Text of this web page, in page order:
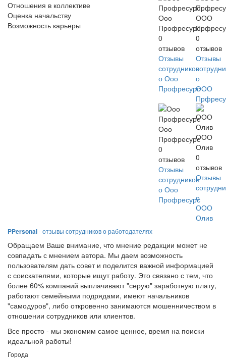
Отношения в коллективе
Оценка начальству
Возможность карьеры
Ооо
Профресурс
0
отзывов
Отзывы
сотрудников
о Ооо
Профресурс
ООО
0
отзывов
Отзывы
о
ООО
Ооо
Профресурс
0
отзывов
Отзывы
сотрудников
о Ооо
Профресурс
ООО
Олив
0
отзывов
Отзывы
о
ООО
Олив
PPersonal- отзывы сотрудников о работодателях
Обращаем Ваше внимание, что мнение редакции может не
совпадать с мнением автора. Мы даем возможность
пользователям дать совет и поделится важной информацией
с соискателями, которые ищут работу. Это связано с тем, что
более 60% компаний выплачивают "серую" заработную плату,
работают семейными подрядами, имеют начальников
"самодуров", либо откровенно занимаются мошенничеством в
отношении сотрудников или клиентов.
Все просто - мы экономим самое ценное, время на поиски
идеальной работы!
Города